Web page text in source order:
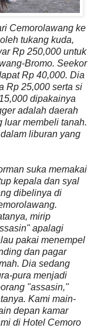
Cemorolawang ke
tukang kuda,
Rp 250,000 untuk
Bromo. Seekor
Rp 40,000. Dia
Rp 25,000 serta si
dipakainya
adalah daerah
luar membeli tanah.
liburan yang
suka memakai
kepala dan syal
dibelinya di
mirip
apalagi
pakai menempel
dan pagar
Dia sedang
pura menjadi
"assasin,"
Kami main-
depan kamar
di Hotel Cemoro